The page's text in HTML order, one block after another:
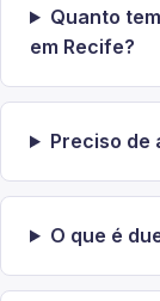
Quanto
em Recife?
Preciso de
O que é